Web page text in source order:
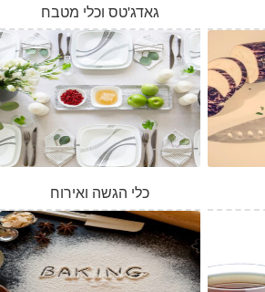
גאדג'טס וכלי מטבח
כלי הגשה ואירוח